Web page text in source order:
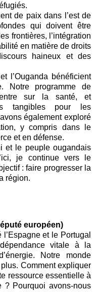
de paix dans l’est de
qui doivent être
frontières, l’intégration
en matière de droits
haineux et des
l’Ouganda bénéficient
Notre programme de
sur la santé, et
tangibles pour les
également exploré
y compris dans le
et en défense.
et le peuple ougandais
je continue vers le
: faire progresser la
région.
européen)
et le Portugal
vitale à la
Notre monde
Comment expliquer
ressource essentielle à
? Pourquoi avons-nous